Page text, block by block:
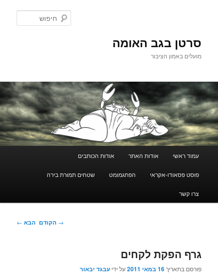
סרטן בגב האומה
מועלים באמון הציבור
עמוד ראשי אודות האתר אודות הכותבים
פוסט פסאודו-אקראי הפתגמומט שטחים תמורת בירה
צרו קשר
ניווט
→ הקודם הבא ←
גרף הפקת לקחים
פורסם בתאריך16 במאי 2011 על ידיעבגד יבאור